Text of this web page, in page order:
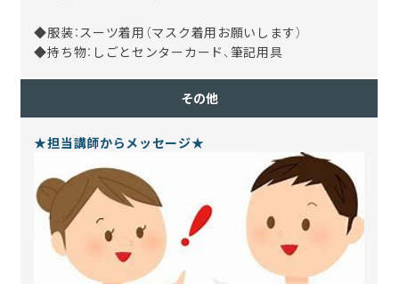
◆服装：スーツ着用（マスク着用お願いします）
◆持ち物：しごとセンターカード、筆記用具
その他
★担当講師からメッセージ★